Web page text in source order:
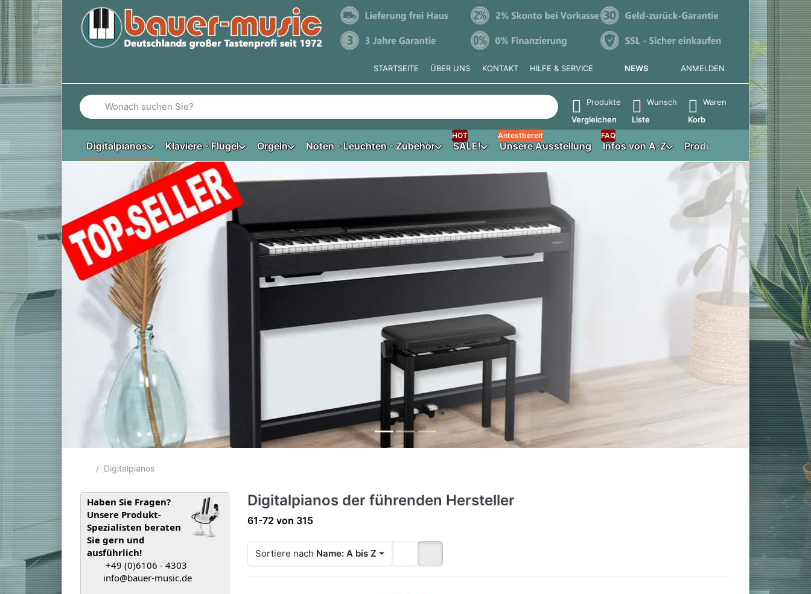
STARTSEITE ÜBER UNS KONTAKT HILFE & SERVICE NEWS ANMELDEN
Geben Sie einen Suchbegriff ein. Während Sie tippen, erscheinen automatisch erste Ergebnisse. Drücken Sie die Eingabetaste, um alle Ergebnisse aufzurufen.
Produkte
Vergleichen
Wunsch
Liste
Waren
Korb
Digitalpianos Klaviere - Flügel Orgeln Noten - Leuchten - Zubehör SALE!
HOT
Unsere Ausstellung
Antestbereit
Infos von A-Z
FAQ
Produktberater
Startseite
Digitalpianos
Haben Sie Fragen?
Unsere Produkt-
Spezialisten beraten
Sie gern und
ausführlich!
+49 (0)6106 - 4303
info@bauer-music.de
Digitalpianos der führenden Hersteller
Suchergebnisse:
61-72 von 315
Sortiere nach Name: A bis Z